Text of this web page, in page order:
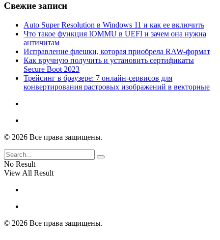
Свежие записи
Auto Super Resolution в Windows 11 и как ее включить
Что такое функция IOMMU в UEFI и зачем она нужна
античитам
Исправление флешки, которая приобрела RAW-формат
Как вручную получить и установить сертификаты
Secure Boot 2023
Трейсинг в браузере: 7 онлайн-сервисов для
конвертирования растровых изображений в векторные
© 2026 Все права защищены.
No Result
View All Result
© 2026 Все права защищены.